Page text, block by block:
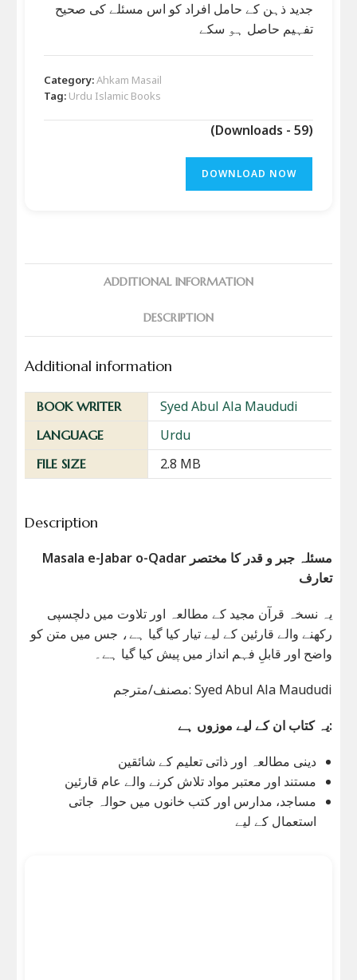
جدید ذہن کے حامل افراد کو اس مسئلے کی صحیح
تفہیم حاصل ہو سکے
Category:Ahkam Masail
Tag: Urdu Islamic Books
(Downloads - 59)
DOWNLOAD NOW
ADDITIONAL INFORMATION
DESCRIPTION
Additional information
BOOK WRITER Syed Abul Ala Maududi
LANGUAGE Urdu
FILE SIZE 2.8 MB
Description
Masala e-Jabar o-Qadar مسئلہ جبر و قدر کا مختصر
تعارف
یہ نسخہ قرآن مجید کے مطالعہ اور تلاوت میں دلچسپی
رکھنے والے قارئین کے لیے تیار کیا گیا ہے، جس میں متن کو
واضح اور قابلِ فہم انداز میں پیش کیا گیا ہے۔
مصنف/مترجم: Syed Abul Ala Maududi
یہ کتاب ان کے لیے موزوں ہے:
دینی مطالعہ اور ذاتی تعلیم کے شائقین
مستند اور معتبر مواد تلاش کرنے والے عام قارئین
مساجد، مدارس اور کتب خانوں میں حوالہ جاتی
استعمال کے لیے